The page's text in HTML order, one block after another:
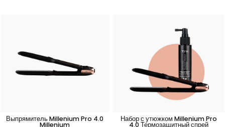
Выпрямитель Millenium Pro 4.0
Millenium
Набор с утюжком Millenium Pro
4.0 Термозащитный спрей